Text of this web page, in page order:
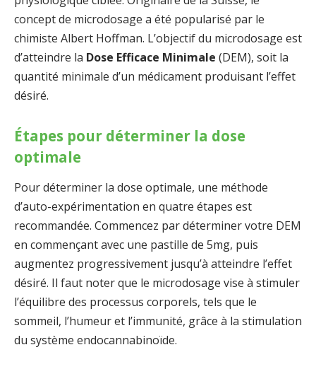
concept de microdosage a été popularisé par le
chimiste Albert Hoffman. L’objectif du microdosage est
d’atteindre la Dose Efficace Minimale (DEM), soit la
quantité minimale d’un médicament produisant l’effet
désiré.
Étapes pour déterminer la dose
optimale
Pour déterminer la dose optimale, une méthode
d’auto-expérimentation en quatre étapes est
recommandée. Commencez par déterminer votre DEM
en commençant avec une pastille de 5mg, puis
augmentez progressivement jusqu’à atteindre l’effet
désiré. Il faut noter que le microdosage vise à stimuler
l’équilibre des processus corporels, tels que le
sommeil, l’humeur et l’immunité, grâce à la stimulation
du système endocannabinoïde.